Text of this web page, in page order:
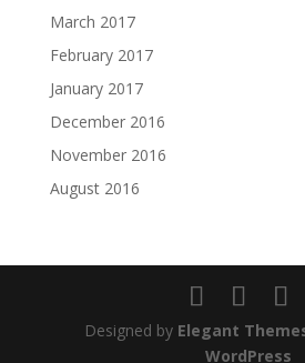
March 2017
February 2017
January 2017
December 2016
November 2016
August 2016
Designed by Elegant
WordPress